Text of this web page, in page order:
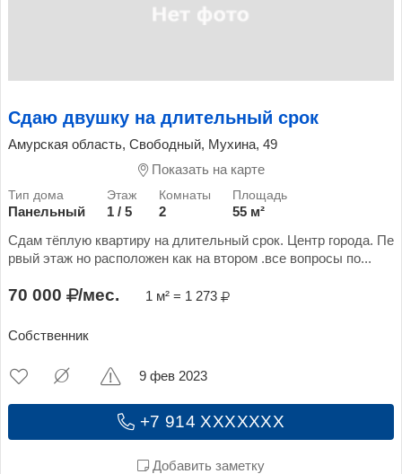
Сдаю двушку на длительный срок
Амурская область, Свободный, Мухина, 49
Показать на карте
Панельный 1 / 5 2
55 м²
Сдам тёплую квартиру на длительный срок. Центр города. Пе
рвый этаж но расположен как на втором .все вопросы по...
70 000 /мес. 1 м² = 1 273
Собственник
+7 914 XXXXXXX
Добавить заметку
9 фев 2023